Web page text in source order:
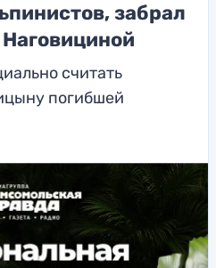
забрал
считать
погибшей